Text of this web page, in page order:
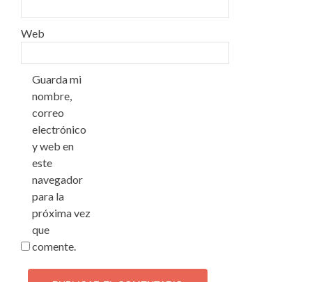
Web
Guarda mi
nombre,
correo
electrónico
y web en
este
navegador
para la
próxima vez
que
comente.